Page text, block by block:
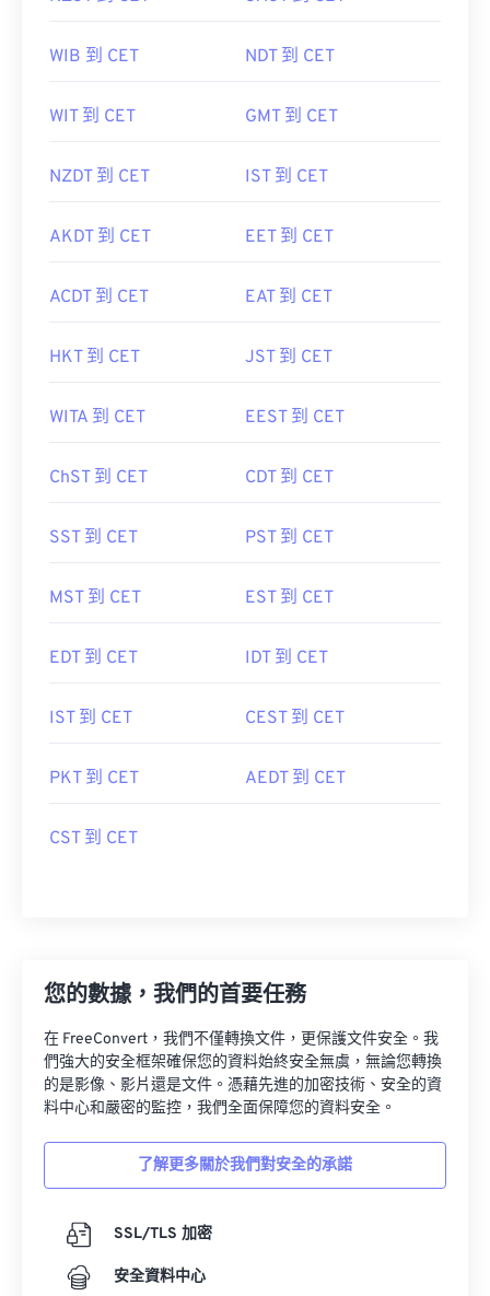
WIB 到 CET NDT 到 CET
WIT 到 CET GMT 到 CET
NZDT 到 CET IST 到 CET
AKDT 到 CET EET 到 CET
ACDT 到 CET EAT 到 CET
HKT 到 CET JST 到 CET
WITA 到 CET EEST 到 CET
ChST 到 CET CDT 到 CET
SST 到 CET PST 到 CET
MST 到 CET EST 到 CET
EDT 到 CET IDT 到 CET
IST 到 CET CEST 到 CET
PKT 到 CET AEDT 到 CET
CST 到 CET
您的數據，我們的首要任務
在 FreeConvert，我們不僅轉換文件，更保護文件安全。我
們強大的安全框架確保您的資料始終安全無虞，無論您轉換
的是影像、影片還是文件。憑藉先進的加密技術、安全的資
料中心和嚴密的監控，我們全面保障您的資料安全。
了解更多關於我們對安全的承諾
SSL/TLS 加密
安全資料中心